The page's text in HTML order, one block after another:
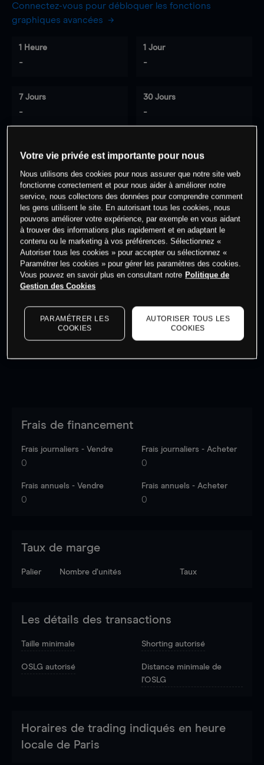
Connectez-vous pour débloquer les fonctions
graphiques avancées
1 Heure
-
1 Jour
-
7 Jours
-
30 Jours
-
0 % des clients ont une position à
cet actif
Commencez à trader
dernières données du marché.Log into see latest
market data
Frais de financement
Frais journaliers - Vendre
0
Frais journaliers - Acheter
0
Frais annuels - Vendre
0
Frais annuels - Acheter
0
Taux de marge
Palier Nombre d’unités Taux
Les détails des transactions
Taille minimale Shorting autorisé
OSLG autorisé
Distance minimale de
l'OSLG
Horaires de trading indiqués en heure
locale de Paris
Votre vie privée est importante pour nous
Nous utilisons des cookies pour nous assurer que notre site web
fonctionne correctement et pour nous aider à améliorer notre
service, nous collectons des données pour comprendre comment
les gens utilisent le site. En autorisant tous les cookies, nous
pouvons améliorer votre expérience, par exemple en vous aidant
à trouver des informations plus rapidement et en adaptant le
contenu ou le marketing à vos préférences. Sélectionnez «
Autoriser tous les cookies » pour accepter ou sélectionnez «
Paramétrer les cookies » pour gérer les paramètres des cookies.
Vous pouvez en savoir plus en consultant notre Politique de
Gestion des Cookies
PARAMÉTRER LES
COOKIES
AUTORISER TOUS LES
COOKIES